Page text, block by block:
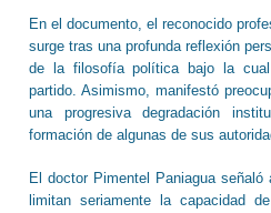
En el documento, el reconocido
surge tras una profunda reflexión
de la filosofía política bajo la
partido. Asimismo, manifestó
una progresiva degradación
formación de algunas de sus
El doctor Pimentel Paniagua
limitan seriamente la capacidad